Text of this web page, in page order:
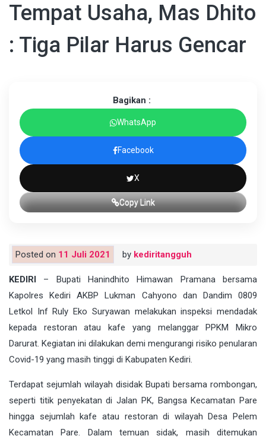
Tempat Usaha, Mas Dhito
: Tiga Pilar Harus Gencar
Bagikan :
WhatsApp
Facebook
X
Copy Link
Posted on 11 Juli 2021 by kediritangguh
KEDIRI – Bupati Hanindhito Himawan Pramana bersama
Kapolres Kediri AKBP Lukman Cahyono dan Dandim 0809
Letkol Inf Ruly Eko Suryawan melakukan inspeksi mendadak
kepada restoran atau kafe yang melanggar PPKM Mikro
Darurat. Kegiatan ini dilakukan demi mengurangi risiko penularan
Covid-19 yang masih tinggi di Kabupaten Kediri.
Terdapat sejumlah wilayah disidak Bupati bersama rombongan,
seperti titik penyekatan di Jalan PK, Bangsa Kecamatan Pare
hingga sejumlah kafe atau restoran di wilayah Desa Pelem
Kecamatan Pare. Dalam temuan sidak, masih ditemukan